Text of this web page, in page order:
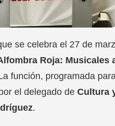
se celebra el 27 de
Roja: Musicales
función, programada
el delegado de Cultura
.